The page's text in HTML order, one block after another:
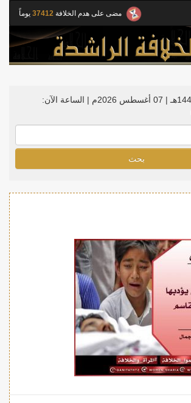
مضى على هدم الخلافة 37412 يوماً
الساعة الآن:
بحث